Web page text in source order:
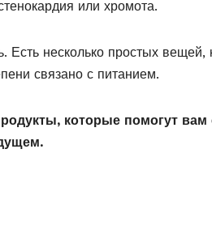
или хромота.
Есть несколько простых
связано с питанием.
которые помогут